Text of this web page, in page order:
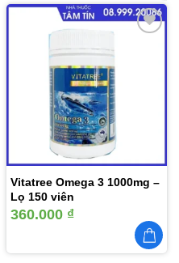
Vitatree Omega 3 1000mg –
Lọ 150 viên
360.000 ₫